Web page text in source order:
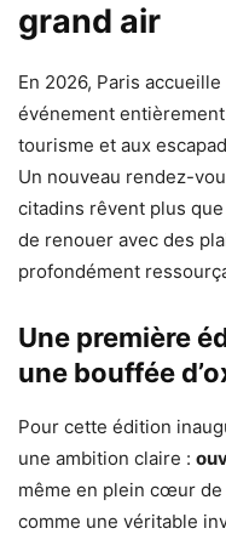
grand air
En 2026, Paris
événement
tourisme et aux
Un nouveau rendez-
citadins rêvent plus
de renouer avec des
profondément
Une première
une bouffée
Pour cette édition
une ambition claire :
même en plein cœur de
comme une véritable